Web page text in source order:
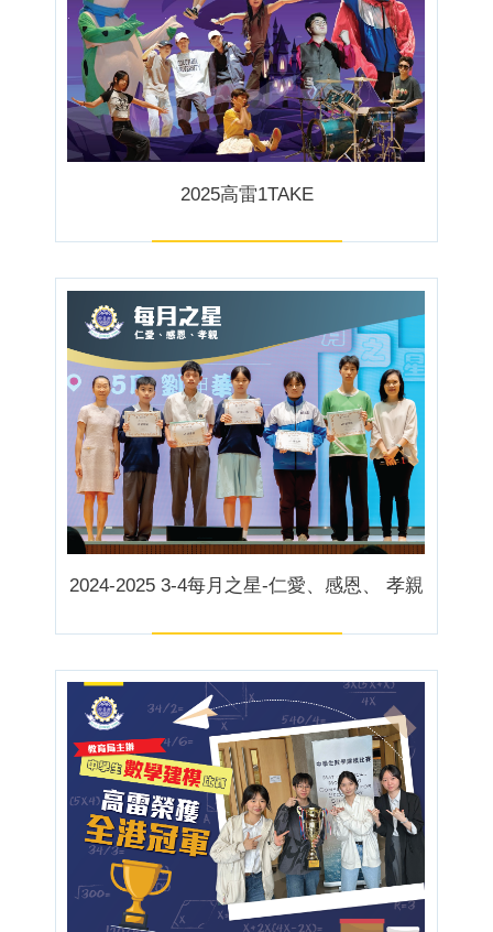
2025高雷1TAKE
2024-2025 3-4每月之星-仁愛、感恩、 孝親